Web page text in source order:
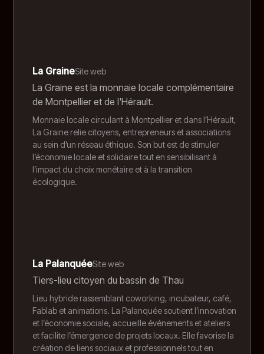
La GraineSite web
La Graine est la monnaie locale complémentaire
de Montpellier et de l'Hérault.
Monnaie locale circulant à Montpellier et dans l’Hérault,
La Graine relie citoyens, entrepreneurs et associations
au sein d’un réseau éthique. Son but est de stimuler
l’économie locale et solidaire tout en sensibilisant à
l’impact du choix monétaire et à la transition
écologique.
La PalanquéeSite web
Tiers-lieu citoyen du bassin de Thau
Lieu hybride rassemblant coworking, incubateur, café,
Fablab et animations. La Palanquée soutient l’innovation
et l’économie sociale, accueille événements et ateliers
et facilite l’émergence de projets locaux. Elle favorise la
création de liens sociaux et professionnels tout en